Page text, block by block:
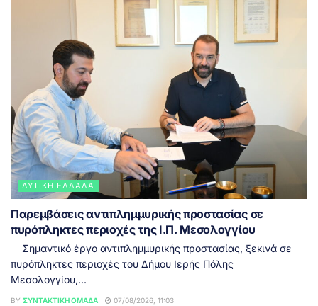
ΔΥΤΙΚΉ ΕΛΛΆΔΑ
Παρεμβάσεις αντιπλημμυρικής προστασίας σε
πυρόπληκτες περιοχές της Ι.Π. Μεσολογγίου
Σημαντικό έργο αντιπλημμυρικής προστασίας, ξεκινά σε
πυρόπληκτες περιοχές του Δήμου Ιερής Πόλης
Μεσολογγίου,...
BY ΣΥΝΤΑΚΤΙΚΉ ΟΜΆΔΑ 07/08/2026, 11:03